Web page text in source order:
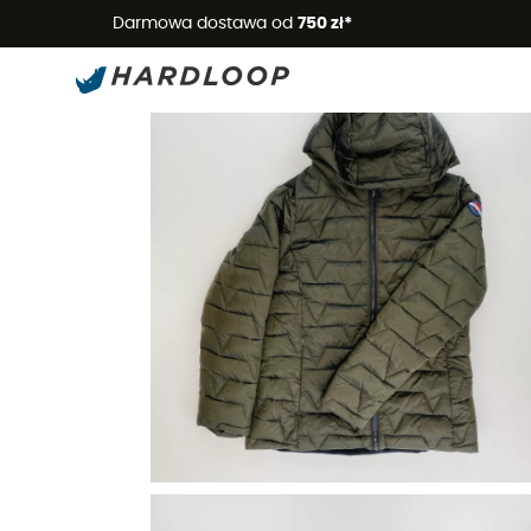
Darmowa dostawa od 750 zł*